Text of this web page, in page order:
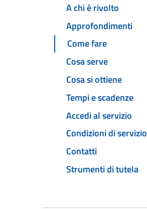
A chi è rivolto
Approfondimenti
Come fare
Cosa serve
Cosa si ottiene
Tempi e scadenze
Accedi al servizio
Condizioni di servizio
Contatti
Strumenti di tutela